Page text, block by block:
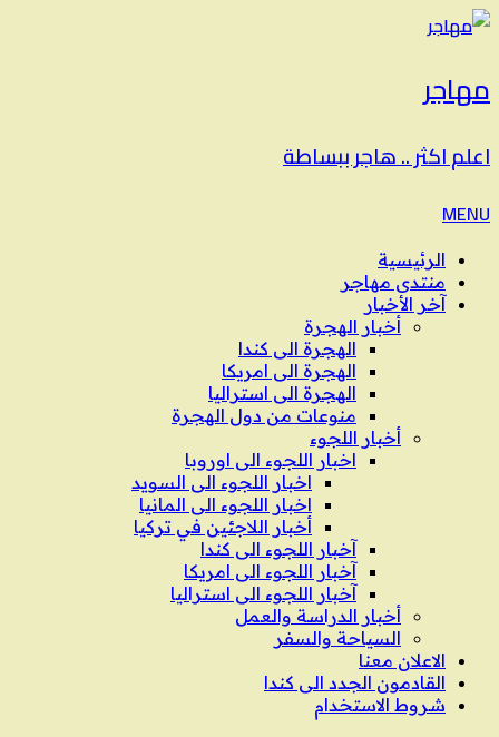
مهاجر
اعلم اكثر .. هاجر ببساطة
MENU
الرئيسية
منتدى مهاجر
آخر الأخبار
أخبار الهجرة
الهجرة الى كندا
الهجرة الى امريكا
الهجرة الى استراليا
منوعات من دول الهجرة
أخبار اللجوء
اخبار اللجوء الى اوروبا
اخبار اللجوء الى السويد
اخبار اللجوء الى المانيا
أخبار اللاجئين في تركيا
آخبار اللجوء الى كندا
آخبار اللجوء الى امريكا
آخبار اللجوء الى استراليا
أخبار الدراسة والعمل
السياحة والسفر
الاعلان معنا
القادمون الجدد الى كندا
شروط الاستخدام